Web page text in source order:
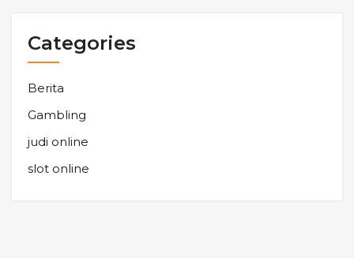
Categories
Berita
Gambling
judi online
slot online